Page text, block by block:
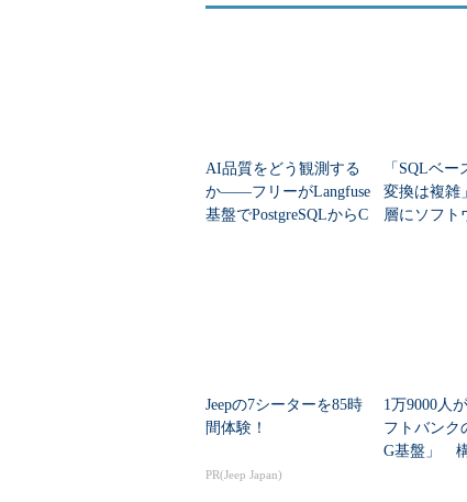
AI品質をどう観測する
か――フリーがLangfuse
基盤でPostgreSQLからC
「SQLベー
変換は複
層にソフト
Jeepの7シーターを85時
間体験！
PR(Jeep Japan)
1万9000人
フトバンク
G基盤」